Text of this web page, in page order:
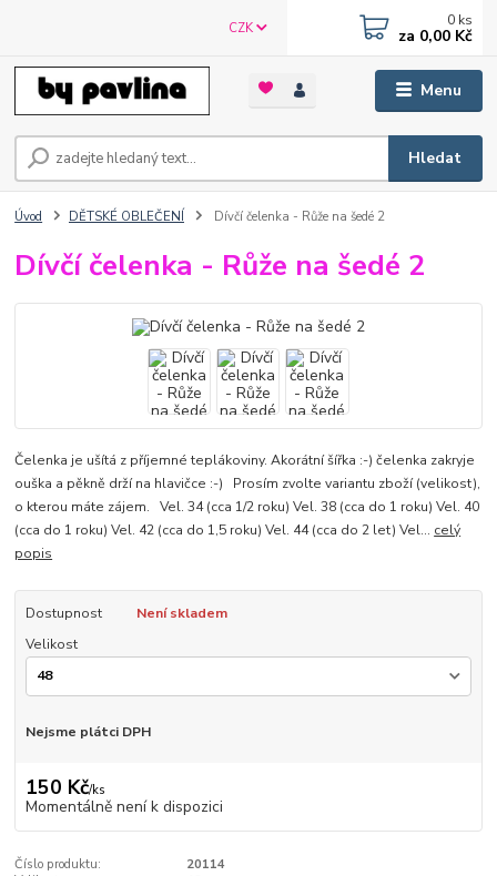
Menu
CZK
Hledat
0 ks
za 0,00 Kč
Úvod DĚTSKÉ OBLEČENÍ Dívčí čelenka - Růže na šedé 2
Dívčí čelenka - Růže na šedé 2
Čelenka je ušítá z příjemné teplákoviny. Akorátní šířka :-) čelenka zakryje
ouška a pěkně drží na hlavičce :-) Prosím zvolte variantu zboží (velikost),
o kterou máte zájem. Vel. 34 (cca 1/2 roku) Vel. 38 (cca do 1 roku) Vel. 40
(cca do 1 roku) Vel. 42 (cca do 1,5 roku) Vel. 44 (cca do 2 let) Vel... celý
popis
Dostupnost
Není skladem
Velikost
Nejsme plátci DPH
150 Kč/ks
Momentálně není k dispozici
Číslo produktu:
20114